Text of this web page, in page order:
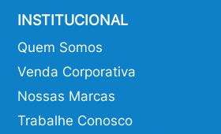
INSTITUCIONAL
Quem Somos
Venda Corporativa
Nossas Marcas
Trabalhe Conosco